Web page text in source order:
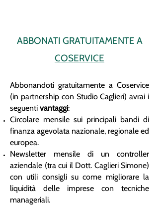
ABBONATI GRATUITAMENTE A
COSERVICE
Abbonandoti gratuitamente a Coservice
(in partnership con Studio Caglieri) avrai i
seguenti vantaggi:
Circolare mensile sui principali bandi di
finanza agevolata nazionale, regionale ed
europea.
Newsletter mensile di un controller
aziendale (tra cui il Dott. Caglieri Simone)
con utili consigli su come migliorare la
liquidità delle imprese con tecniche
manageriali.